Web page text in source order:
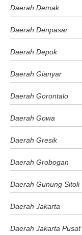
Daerah Demak
Daerah Denpasar
Daerah Depok
Daerah Gianyar
Daerah Gorontalo
Daerah Gowa
Daerah Gresik
Daerah Grobogan
Daerah Gunung Sitoli
Daerah Jakarta
Daerah Jakarta Pusat